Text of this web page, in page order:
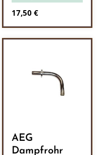
Regulärer Preis:
17,50 €
AEG
Dampfrohr